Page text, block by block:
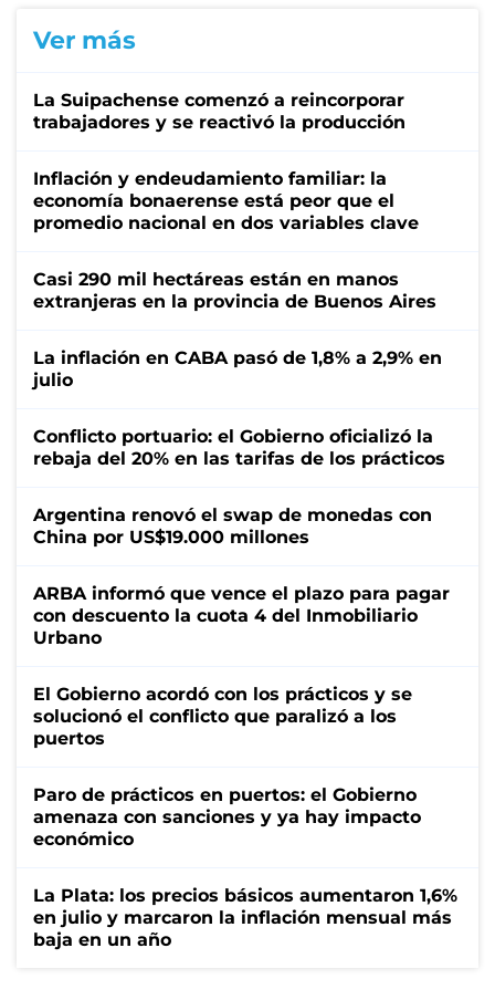
Ver más
La Suipachense comenzó a reincorporar
trabajadores y se reactivó la producción
Inflación y endeudamiento familiar: la
economía bonaerense está peor que el
promedio nacional en dos variables clave
Casi 290 mil hectáreas están en manos
extranjeras en la provincia de Buenos Aires
La inflación en CABA pasó de 1,8% a 2,9% en
julio
Conflicto portuario: el Gobierno oficializó la
rebaja del 20% en las tarifas de los prácticos
Argentina renovó el swap de monedas con
China por US$19.000 millones
ARBA informó que vence el plazo para pagar
con descuento la cuota 4 del Inmobiliario
Urbano
El Gobierno acordó con los prácticos y se
solucionó el conflicto que paralizó a los
puertos
Paro de prácticos en puertos: el Gobierno
amenaza con sanciones y ya hay impacto
económico
La Plata: los precios básicos aumentaron 1,6%
en julio y marcaron la inflación mensual más
baja en un año